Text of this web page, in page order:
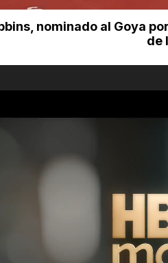
nominado al Goya
de